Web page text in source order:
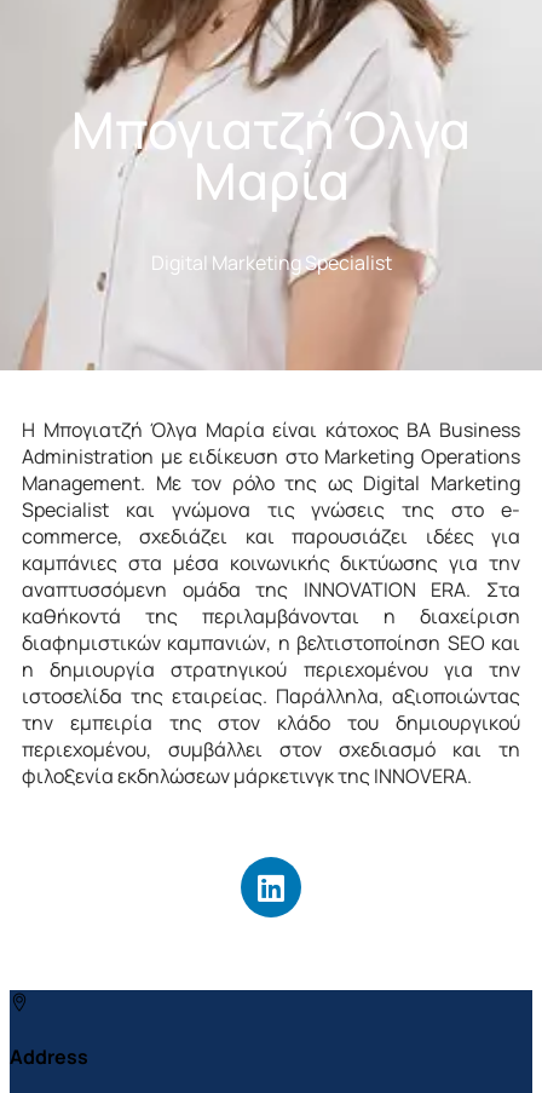
Μπογιατζή Όλγα
Μαρία
Digital Marketing Specialist
Η Μπογιατζή Όλγα Μαρία είναι κάτοχος BA Business
Administration με ειδίκευση στο Marketing Operations
Management. Με τον ρόλο της ως Digital Marketing
Specialist και γνώμονα τις γνώσεις της στο e-
commerce, σχεδιάζει και παρουσιάζει ιδέες για
καμπάνιες στα μέσα κοινωνικής δικτύωσης για την
αναπτυσσόμενη ομάδα της INNOVATION ERA. Στα
καθήκοντά της περιλαμβάνονται η διαχείριση
διαφημιστικών καμπανιών, η βελτιστοποίηση SEO και
η δημιουργία στρατηγικού περιεχομένου για την
ιστοσελίδα της εταιρείας. Παράλληλα, αξιοποιώντας
την εμπειρία της στον κλάδο του δημιουργικού
περιεχομένου, συμβάλλει στον σχεδιασμό και τη
φιλοξενία εκδηλώσεων μάρκετινγκ της INNOVERA.
Address